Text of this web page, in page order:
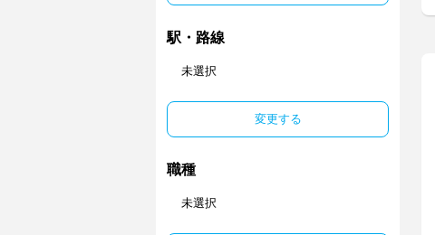
駅・路線
未選択
変更する
職種
未選択